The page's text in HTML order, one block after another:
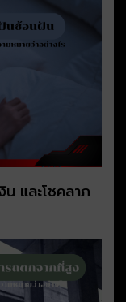
และโชคลาภ